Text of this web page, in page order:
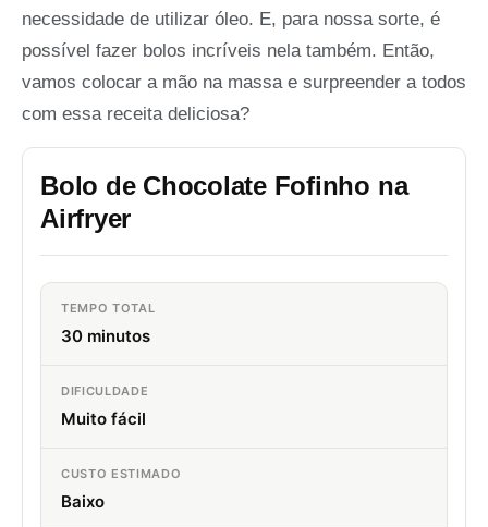
necessidade de utilizar óleo. E, para nossa sorte, é
possível fazer bolos incríveis nela também. Então,
vamos colocar a mão na massa e surpreender a todos
com essa receita deliciosa?
Bolo de Chocolate Fofinho na
Airfryer
TEMPO TOTAL
30 minutos
DIFICULDADE
Muito fácil
CUSTO ESTIMADO
Baixo